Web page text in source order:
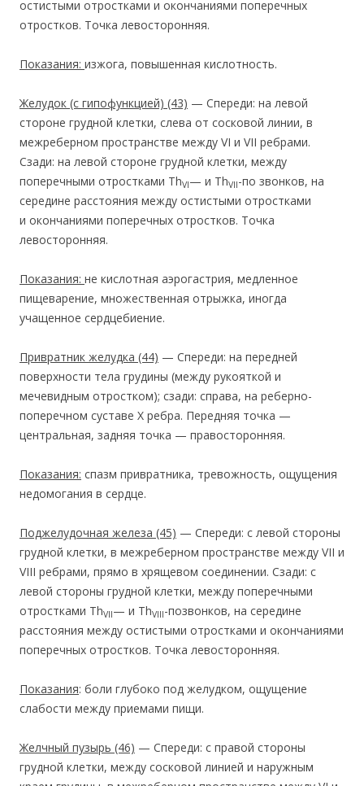
остистыми отростками и окончаниями поперечных
отростков. Точка левосторонняя.
Показания: изжога, повышенная кислотность.
Желудок (с гипофункцией) (43) — Спереди: на левой
стороне грудной клетки, слева от сосковой линии, в
межреберном пространстве между VI и VII ребрами.
Сзади: на левой стороне грудной клетки, между
поперечными отростками ThVI— и ТhVII-по звонков, на
середине расстояния между остистыми отростками
и окончаниями поперечных отростков. Точка
левосторонняя.
Показания: не кислотная аэрогастрия, медленное
пищеварение, множественная отрыжка, иногда
учащенное сердцебиение.
Привратник желудка (44) — Спереди: на передней
поверхности тела грудины (между рукояткой и
мечевидным отростком); сзади: справа, на реберно-
поперечном суставе X ребра. Передняя точка —
центральная, задняя точка — правосторонняя.
Показания: спазм привратника, тревожность, ощущения
недомогания в сердце.
Поджелудочная железа (45) — Спереди: с левой стороны
грудной клетки, в межреберном пространстве между VII и
VIII ребрами, прямо в хрящевом соединении. Сзади: с
левой стороны грудной клетки, между поперечными
отростками ТhVII— и ТhVIII-позвонков, на середине
расстояния между остистыми отростками и окончаниями
поперечных отростков. Точка левосторонняя.
Показания: боли глубоко под желудком, ощущение
слабости между приемами пищи.
Желчный пузырь (46) — Спереди: с правой стороны
грудной клетки, между сосковой линией и наружным